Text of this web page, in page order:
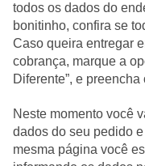
todos os dados do
bonitinho, confira se
Caso queira entregar
cobrança, marque a
Diferente”, e
Neste momento você
dados do seu pedido
mesma página você